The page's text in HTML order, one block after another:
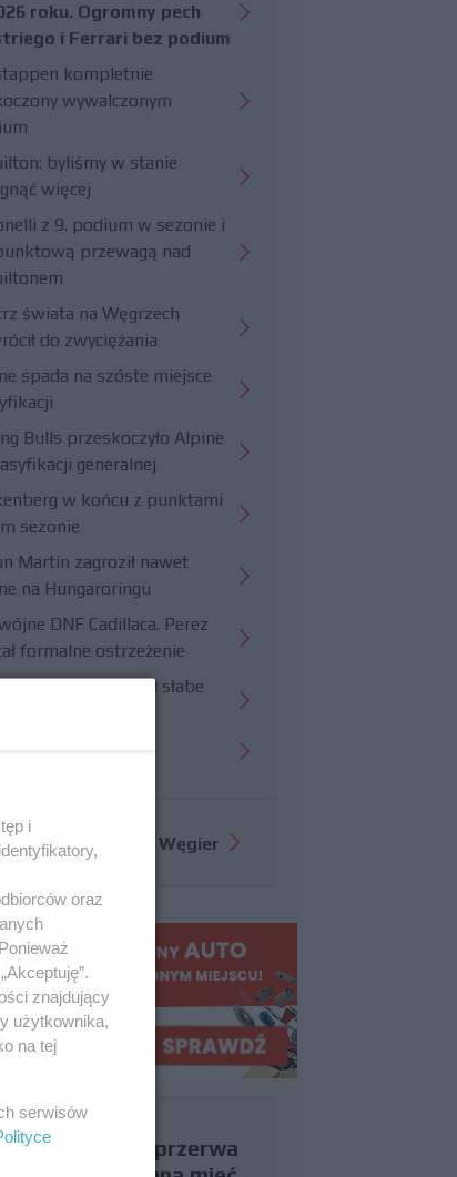
roku. Ogromny pech
i Ferrari bez podium
kompletnie
wywalczonym
byliśmy w stanie
więcej
z 9. podium w sezonie i
przewagą nad
świata na Węgrzech
do zwyciężania
spada na szóste miejsce
Bulls przeskoczyło Alpine
generalnej
w końcu z punktami
sezonie
Martin zagroził nawet
na Hungaroringu
DNF Cadillaca. Perez
formalne ostrzeżenie
potwierdził słabe
informacji o GP Węgier
uważasz, że przerwa
i
oraz
znajdujący
użytkownika,
na tej
serwisów